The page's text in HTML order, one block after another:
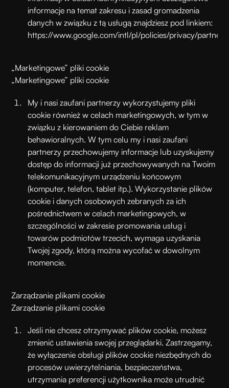
informacje na temat zakresu i zasad gromadzenia
danych w związku z tą usługą znajdziesz pod linkiem:
https://www.google.com/intl/pl/policies/privacy/partners.
„Marketingowe” pliki cookie
„Marketingowe” pliki cookie
My i nasi zaufani partnerzy wykorzystujemy pliki
cookie również w celach marketingowych, w tym w
związku z kierowaniem do Ciebie reklam
behawioralnych. W tym celu my i nasi zaufani
partnerzy przechowujemy informacje lub uzyskujemy
dostęp do informacji już przechowywanych na Twoim
telekomunikacyjnym urządzeniu końcowym
(komputer, telefon, tablet itp.). Wykorzystanie plików
cookie i danych osobowych zebranych za ich
pośrednictwem w celach marketingowych, w
szczególności w zakresie promowania usług i
towarów podmiotów trzecich, wymaga uzyskania
Twojej zgody, którą można wycofać w dowolnym
momencie.
Zarządzanie plikami cookie
Zarządzanie plikami cookie
Jeśli nie chcesz otrzymywać plików cookie, możesz
zmienić ustawienia swojej przeglądarki. Zastrzegamy,
że wyłączenie obsługi plików cookie niezbędnych do
procesów uwierzytelniania, bezpieczeństwa,
utrzymania preferencji użytkownika może utrudnić